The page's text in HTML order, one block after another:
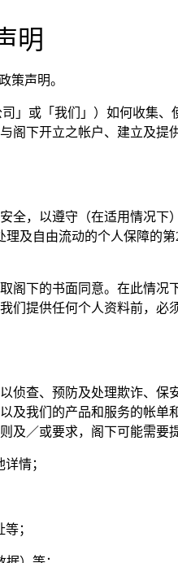
明
策声明。
」或「我们」）如何收集
下开立之帐户、建立及提
，以遵守（在适用情况下
及自由流动的个人保障的
阁下的书面同意。在此情
们提供任何个人资料前，必
查、预防及处理欺诈、保
及我们的产品和服务的帐
／或要求，阁下可能需要
情；
；